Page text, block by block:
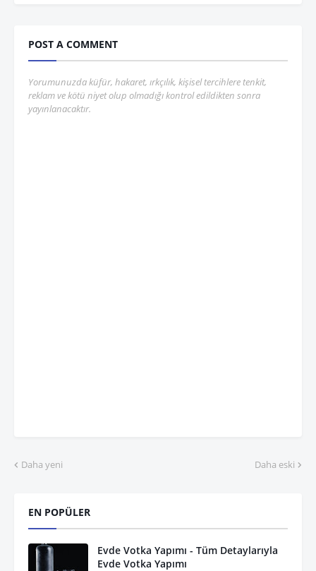
POST A COMMENT
Yorumunuzda küfür, hakaret, ırkçılık, kişisel tercihlere tenkit,
reklam ve kötü niyet olup olmadığı kontrol edildikten sonra
yayınlanacaktır.
Daha yeni Daha eski
EN POPÜLER
Evde Votka Yapımı - Tüm Detaylarıyla
Evde Votka Yapımı